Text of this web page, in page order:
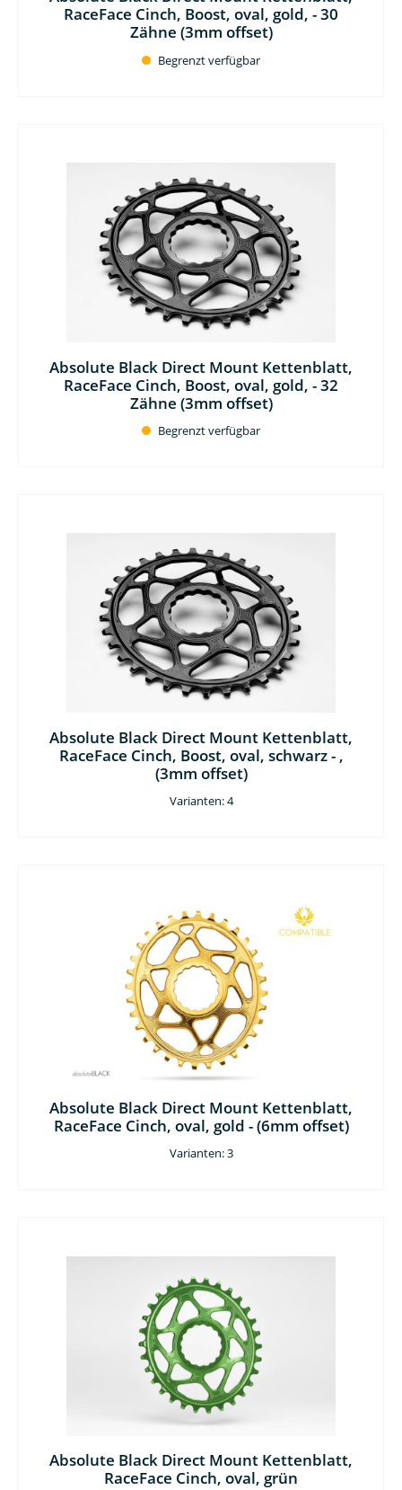
RaceFace Cinch, Boost, oval, gold, - 30
Zähne (3mm offset)
Begrenzt verfügbar
Absolute Black Direct Mount Kettenblatt,
RaceFace Cinch, Boost, oval, gold, - 32
Zähne (3mm offset)
Begrenzt verfügbar
Absolute Black Direct Mount Kettenblatt,
RaceFace Cinch, Boost, oval, schwarz - ,
(3mm offset)
Varianten: 4
Absolute Black Direct Mount Kettenblatt,
RaceFace Cinch, oval, gold - (6mm offset)
Varianten: 3
Absolute Black Direct Mount Kettenblatt,
RaceFace Cinch, oval, grün